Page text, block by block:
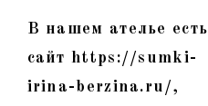
В нашем ателье есть
сайт https://sumki-
irina-berzina.ru/,